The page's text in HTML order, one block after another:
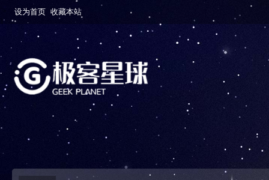
设为首页 收藏本站